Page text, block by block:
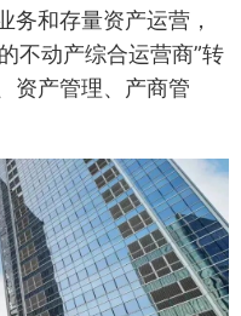
务和存量资产运营，
不动产综合运营商”转
资产管理、产商管